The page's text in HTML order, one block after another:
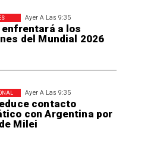
Ayer A Las 9:35
enfrentará a los
del Mundial 2026
Ayer A Las 9:35
contacto
con Argentina por
Milei